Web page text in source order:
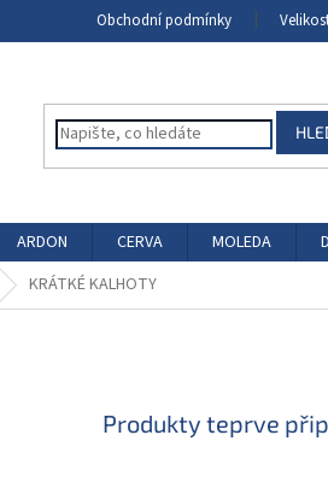
Obchodní podmínky
ARDON CERVA MOLEDA
KRÁTKÉ KALHOTY
Produkty teprve